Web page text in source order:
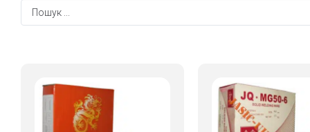
Про нас
Блог
Контакти